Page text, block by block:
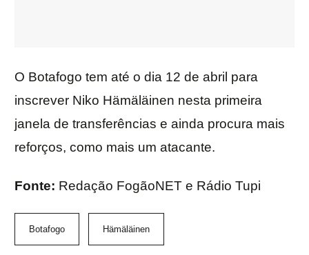
O Botafogo tem até o dia 12 de abril para
inscrever Niko Hämäläinen nesta primeira
janela de transferências e ainda procura mais
reforços, como mais um atacante.
Fonte: Redação FogãoNET e Rádio Tupi
Botafogo Hämäläinen